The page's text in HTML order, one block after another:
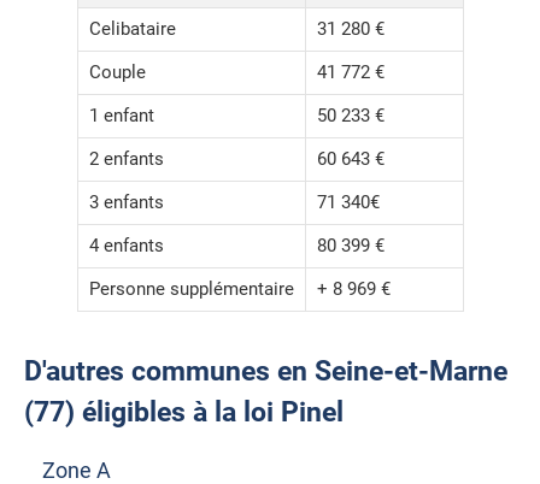
Celibataire
31 280 €
Couple
41 772 €
1 enfant
50 233 €
2 enfants
60 643 €
3 enfants
71 340€
4 enfants
80 399 €
Personne supplémentaire
+ 8 969 €
D'autres communes en Seine-et-Marne
(77) éligibles à la loi Pinel
Zone A